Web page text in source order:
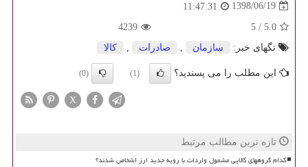
1398/06/19
11:47:31
5.0
/
5
4239
تگهای خبر:
سازمان صادرات كالا
این مطلب را می پسندید؟ (1)
(0)
X
تازه ترین مطالب مرتبط
کدام گروههای کالایی مشمول واردات با رویه جدید ارز اشخاص شدند؟